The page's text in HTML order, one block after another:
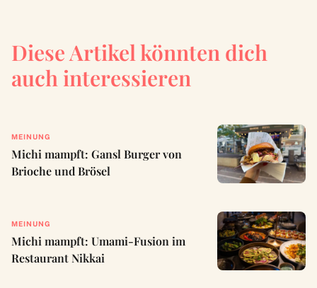
Diese Artikel könnten dich
auch interessieren
MEINUNG
Michi mampft: Gansl Burger von
Brioche und Brösel
MEINUNG
Michi mampft: Umami-Fusion im
Restaurant Nikkai